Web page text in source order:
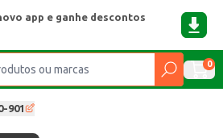
app e ganhe descontos
0
901